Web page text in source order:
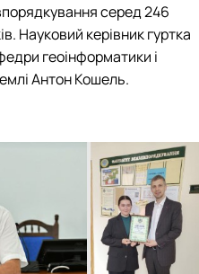
серед 246
Науковий керівник гуртка
геоінформатики і
Антон Кошель.